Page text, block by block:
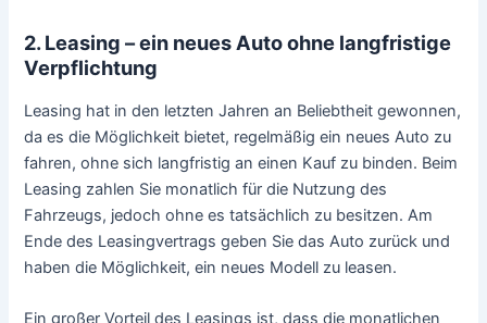
2. Leasing – ein neues Auto ohne langfristige
Verpflichtung
Leasing hat in den letzten Jahren an Beliebtheit gewonnen,
da es die Möglichkeit bietet, regelmäßig ein neues Auto zu
fahren, ohne sich langfristig an einen Kauf zu binden. Beim
Leasing zahlen Sie monatlich für die Nutzung des
Fahrzeugs, jedoch ohne es tatsächlich zu besitzen. Am
Ende des Leasingvertrags geben Sie das Auto zurück und
haben die Möglichkeit, ein neues Modell zu leasen.
Ein großer Vorteil des Leasings ist, dass die monatlichen